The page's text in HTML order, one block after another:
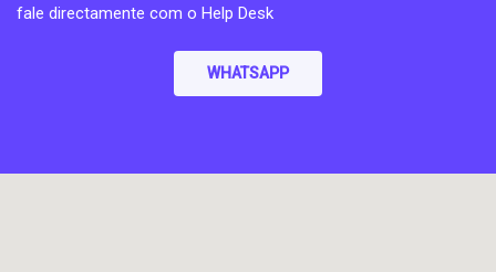
fale directamente com o Help Desk
WHATSAPP